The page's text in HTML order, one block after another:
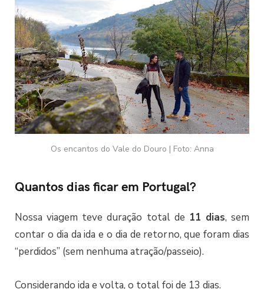
Os encantos do Vale do Douro | Foto: Anna
Quantos dias ficar em Portugal?
Nossa viagem teve duração total de 11 dias, sem
contar o dia da ida e o dia de retorno, que foram dias
“perdidos” (sem nenhuma atração/passeio).
Considerando ida e volta, o total foi de 13 dias.